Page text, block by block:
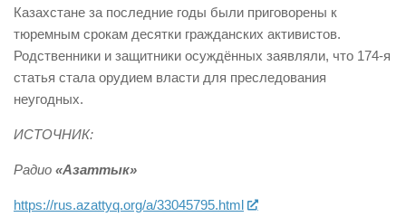
Казахстане за последние годы были приговорены к
тюремным срокам десятки гражданских активистов.
Родственники и защитники осуждённых заявляли, что 174-я
статья стала орудием власти для преследования
неугодных.
ИСТОЧНИК:
Радио «Азаттык»
https://rus.azattyq.org/a/33045795.html